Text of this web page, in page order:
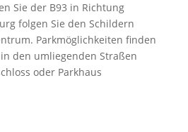
Sie der B93 in Richtung
folgen Sie den Schildern
Parkmöglichkeiten finden
den umliegenden Straßen
oder Parkhaus